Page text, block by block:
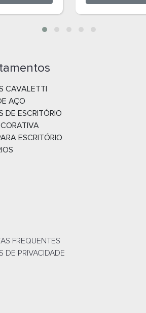
CAVALETTI
AÇO
DE ESCRITÓRIO
ESCRITÓRIO
FREQUENTES
DE PRIVACIDADE